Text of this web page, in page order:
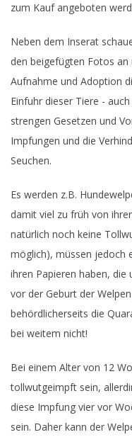
zum Kauf angeboten
Neben dem Inserat
den beigefügten Fotos
Aufnahme und Adoption
Einfuhr dieser Tiere -
strengen Gesetzen und
Impfungen und die
Seuchen.
Es werden z.B.
damit viel zu früh von
natürlich noch keine
möglich), müssen jedoch
ihren Papieren haben,
vor der Geburt der
behördlicherseits die
bei weitem nicht!
Bei einem Alter von 12
tollwutgeimpft sein,
diese Impfung vier vor
sein. Daher kann der